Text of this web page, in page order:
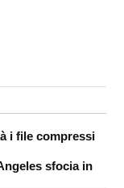
i file compressi
sfocia in